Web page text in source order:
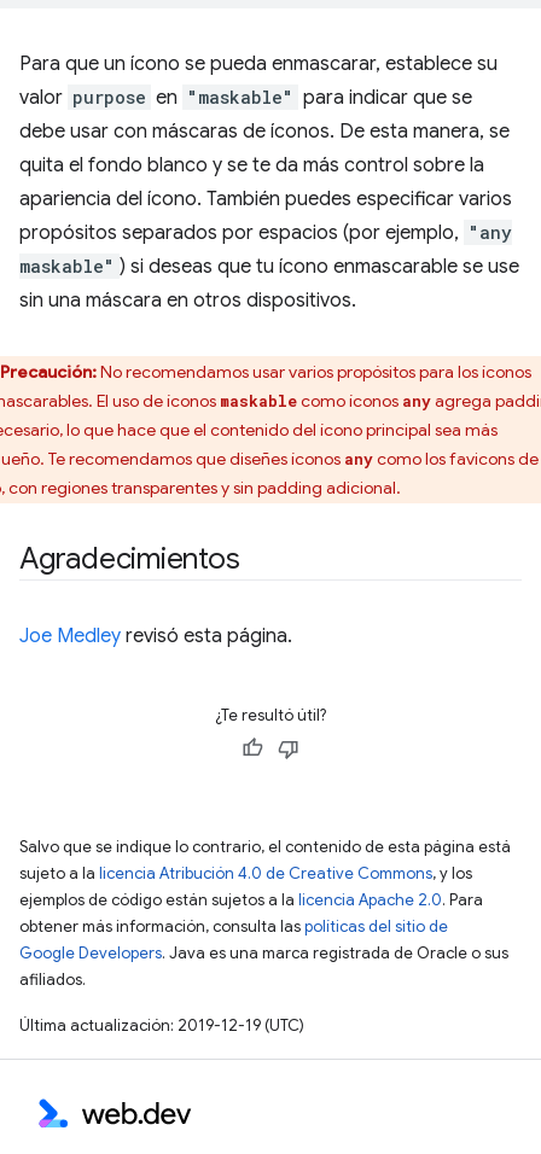
Para que un ícono se pueda enmascarar, establece su
valor purpose en "maskable" para indicar que se
debe usar con máscaras de íconos. De esta manera, se
quita el fondo blanco y se te da más control sobre la
apariencia del ícono. También puedes especificar varios
propósitos separados por espacios (por ejemplo, "any
maskable" ) si deseas que tu ícono enmascarable se use
sin una máscara en otros dispositivos.
Precaución:No recomendamos usar varios propósitos para los íconos
El uso de íconos maskablecomo íconos anyagrega
lo que hace que el contenido del ícono principal sea más
Te recomendamos que diseñes íconos anycomo los favicons
con regiones transparentes y sin padding adicional.
Agradecimientos
Joe Medley revisó esta página.
¿Te resultó útil?
Salvo que se indique lo contrario, el contenido de esta página está
sujeto a la licencia Atribución 4.0 de Creative Commons, y los
ejemplos de código están sujetos a la licencia Apache 2.0. Para
obtener más información, consulta laspolíticas del sitio de
Google Developers. Java es una marca registrada de Oracle o sus
afiliados.
Última actualización: 2019-12-19 (UTC)